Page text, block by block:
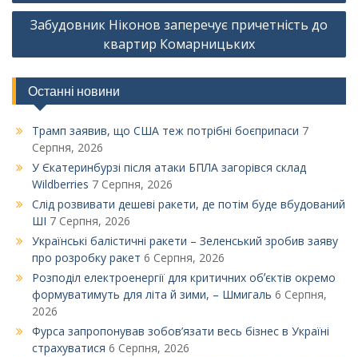
Забудовник Ніконов заперечує причетність до
квартир Комарницьких
Останні новини
Трамп заявив, що США теж потрібні боєприпаси 7
Серпня, 2026
У Єкатеринбурзі після атаки БПЛА загорівся склад
Wildberries 7 Серпня, 2026
Слід розвивати дешеві ракети, де потім буде вбудований
ШІ 7 Серпня, 2026
Українські балістичні ракети – Зеленський зробив заяву
про розробку ракет 6 Серпня, 2026
Розподіл електроенергії для критичних обʼєктів окремо
формуватимуть для літа й зими, – Шмигаль 6 Серпня,
2026
Фурса запропонував зобов’язати весь бізнес в Україні
страхуватися 6 Серпня, 2026